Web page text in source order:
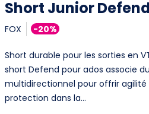
Short Junior
FOX -20%
Short durable pour les sorties en
short Defend pour ados associe
multidirectionnel pour offrir
protection dans la…